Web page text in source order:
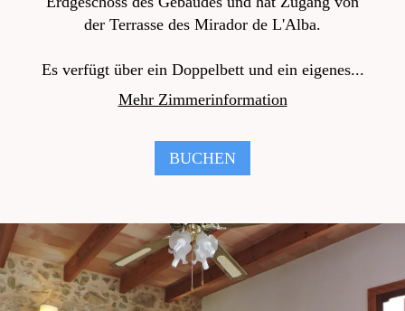
der Terrasse des Mirador de L'Alba.
Es verfügt über ein Doppelbett und ein eigenes...
Mehr Zimmerinformation
BUCHEN